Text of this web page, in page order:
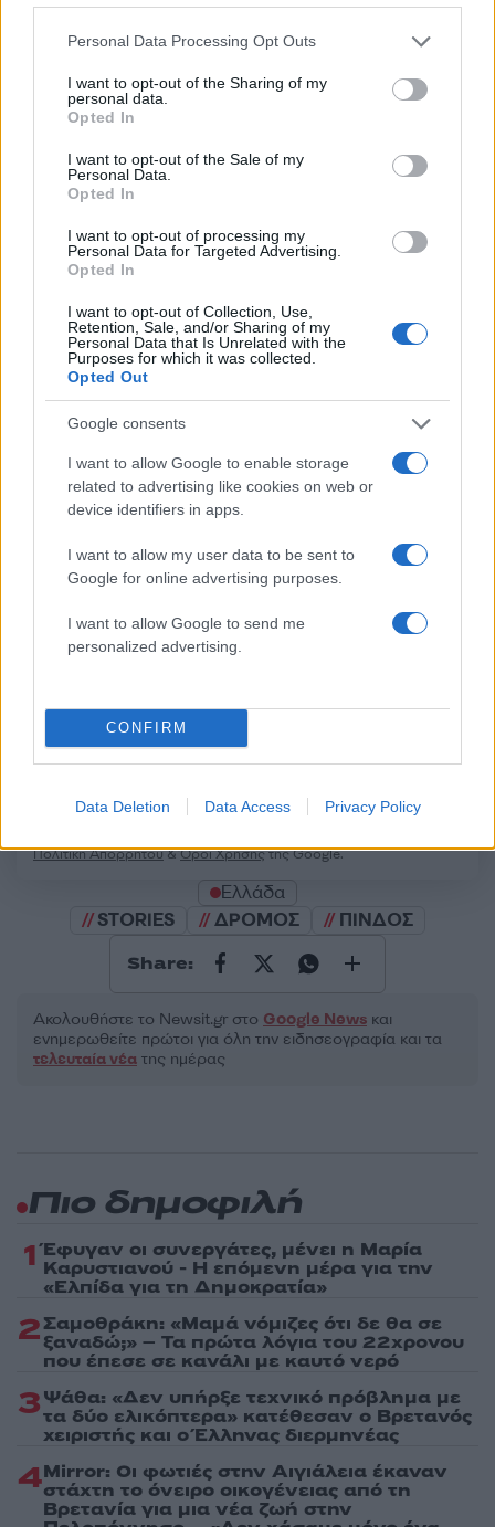
Please note that this website/app uses one or more Google
not limited to your visit or usage behaviour. You may click to
grant or deny consent to Google and its third-party tags to
use your data for below specified purposes in below Google
consent section.
Personal Data Processing Opt Outs
I want to opt-out of the Sharing of my
personal data.
Opted In
I want to opt-out of the Sale of my
Personal Data.
Opted In
I want to opt-out of processing my
Personal Data for Targeted Advertising.
Opted In
I want to opt-out of Collection, Use,
Retention, Sale, and/or Sharing of my
Personal Data that Is Unrelated with the
Purposes for which it was collected.
Opted Out
Google consents
I want to allow Google to enable storage
related to advertising like cookies on web or
device identifiers in apps.
I want to allow my user data to be sent to
Google for online advertising purposes.
I want to allow Google to send me
personalized advertising.
CONFIRM
Data Deletion Data Access Privacy Policy
Σχόλια
Σχολίασε εδώ
50 /50
Πολιτική Απορρήτου&Όροι Χρήσηςτης Google.
Ελλάδα
STORIES
ΔΡΟΜΟΣ ΠΙΝΔΟΣ
Share:
Ακολουθήστε το Νewsit.gr στο Google News και
ενημερωθείτε πρώτοι για όλη την ειδησεογραφία και τα
τελευταία νέα της ημέρας
«Αφιέρωσε τη ζωή της στο
να βοηθά ανθρώπους που
είχαν ανάγκη» - Η πρώτη
δήλωση της οικογένειας
της 38χρονης Λίζα που
βρέθηκε νεκρή στην
Κυψέλη
SpaceX στη Σελήνη:
εικόνες πριν και
Πιο δημοφιλή
1 Έφυγαν οι συνεργάτες, μένει η Μαρία
Καρυστιανού - Η επόμενη μέρα για την
«Ελπίδα για τη Δημοκρατία»
2Σαμοθράκη: «Μαμά νόμιζες ότι δε θα σε
ξαναδώ;» – Τα πρώτα λόγια του 22χρονου
που έπεσε σε κανάλι με καυτό νερό
3Ψάθα: «Δεν υπήρξε τεχνικό πρόβλημα με
τα δύο ελικόπτερα» κατέθεσαν ο Βρετανός
χειριστής και ο Έλληνας διερμηνέας
4Mirror: Οι φωτιές στην Αιγιάλεια έκαναν
στάχτη το όνειρο οικογένειας από τη
Βρετανία για μια νέα ζωή στην